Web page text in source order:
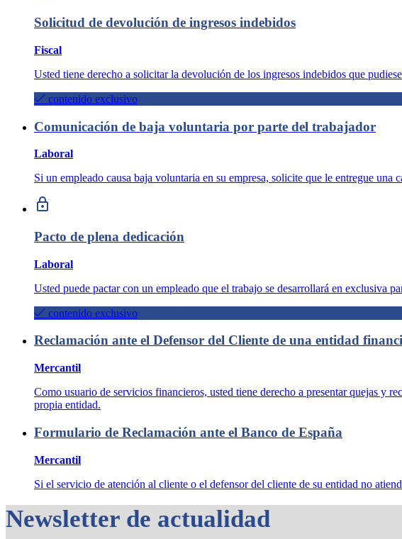
Solicitud de devolución de ingresos indebidos
Fiscal
Usted tiene derecho a solicitar la devolución de los ingresos indebidos que
contenido exclusivo
Comunicación de baja voluntaria por parte del trabajador
Laboral
Si un empleado causa baja voluntaria en su empresa, solicite que le entregue una
Pacto de plena dedicación
Laboral
Usted puede pactar con un empleado que el trabajo se desarrollará en exclusiva
contenido exclusivo
Reclamación ante el Defensor del Cliente de una entidad
Mercantil
Como usuario de servicios financieros, usted tiene derecho a presentar quejas y
propia entidad.
Formulario de Reclamación ante el Banco de España
Mercantil
Si el servicio de atención al cliente o el defensor del cliente de su entidad no
Newsletter de actualidad